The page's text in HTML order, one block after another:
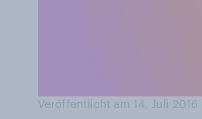
Veröffentlicht am 14. Juli 2016